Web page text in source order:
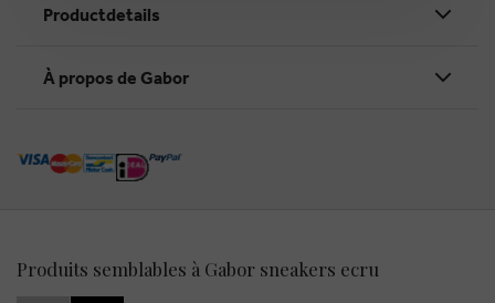
Productdetails
À propos de Gabor
Produits semblables à Gabor sneakers ecru